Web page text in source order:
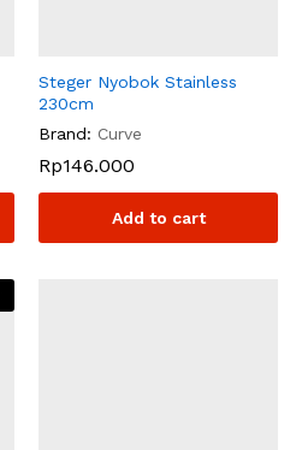
Steger Nyobok Stainless
230cm
Brand: Curve
Rp146.000
Add to cart